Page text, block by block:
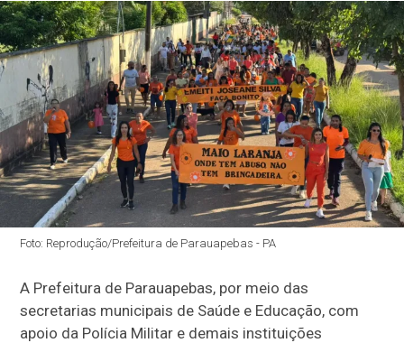
Foto: Reprodução/Prefeitura de Parauapebas - PA
A Prefeitura de Parauapebas, por meio das
secretarias municipais de Saúde e Educação, com
apoio da Polícia Militar e demais instituições